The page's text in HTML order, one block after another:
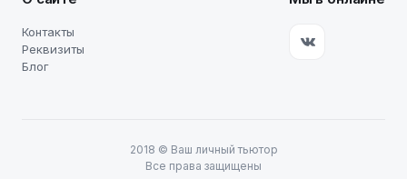
Контакты
Реквизиты
Блог
2018 © Ваш личный тьютор
Все права защищены